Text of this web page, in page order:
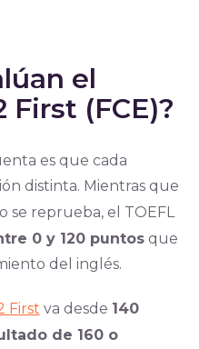
el
First (FCE)?
es que cada
distinta. Mientras que
se reprueba, el TOEFL
0 y 120 puntosque
del inglés.
First va desde 140
de 160 o